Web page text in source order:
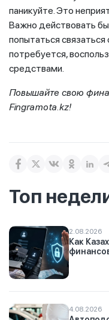
паникуйте. Это
Важно действовать
попытаться связаться
потребуется,
средствами.
Повышайте свою
Fingramota.kz!
Топ
2.08.2026
Как
4.08.2026